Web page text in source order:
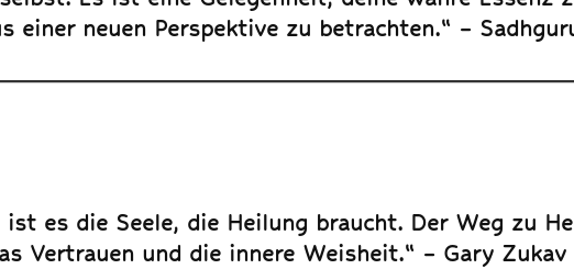
einer neuen Perspektive zu betrachten.“ –
ist es die Seele, die Heilung braucht. Der Weg zu
Vertrauen und die innere Weisheit.“ – Gary Zukav